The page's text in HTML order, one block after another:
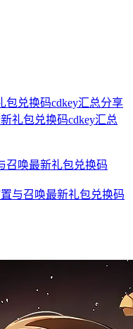
礼包兑换码cdkey汇总
与召唤最新礼包兑换码